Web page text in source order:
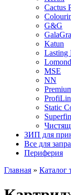
Cactus
G&G
Katun
Lasting
Lomond
MSE
NN
Static
ЗИП для
Все для
Периферия
Главная » Каталог